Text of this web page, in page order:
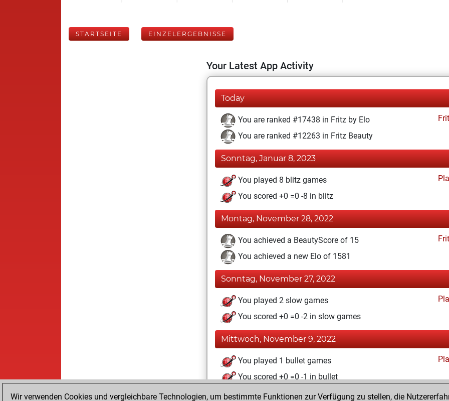
STARTSEITE EINZELERGEBNISSE
Your Latest App Activity
Today
You are ranked #17438 in Fritz by Elo
You are ranked #12263 in Fritz Beauty
Sonntag, Januar 8, 2023
You played 8 blitz games
You scored +0 =0 -8 in blitz
Montag, November 28, 2022
You achieved a BeautyScore of 15
You achieved a new Elo of 1581
Sonntag, November 27, 2022
You played 2 slow games
You scored +0 =0 -2 in slow games
Mittwoch, November 9, 2022
You played 1 bullet games
You scored +0 =0 -1 in bullet
Wir verwenden Cookies und vergleichbare Technologien, um bestimmte Funktionen zur Verfügung zu stellen, die